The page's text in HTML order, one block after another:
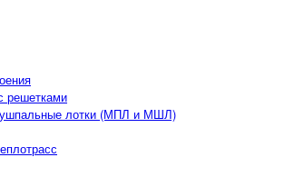
решетками
лотки (МПЛ и МШЛ)